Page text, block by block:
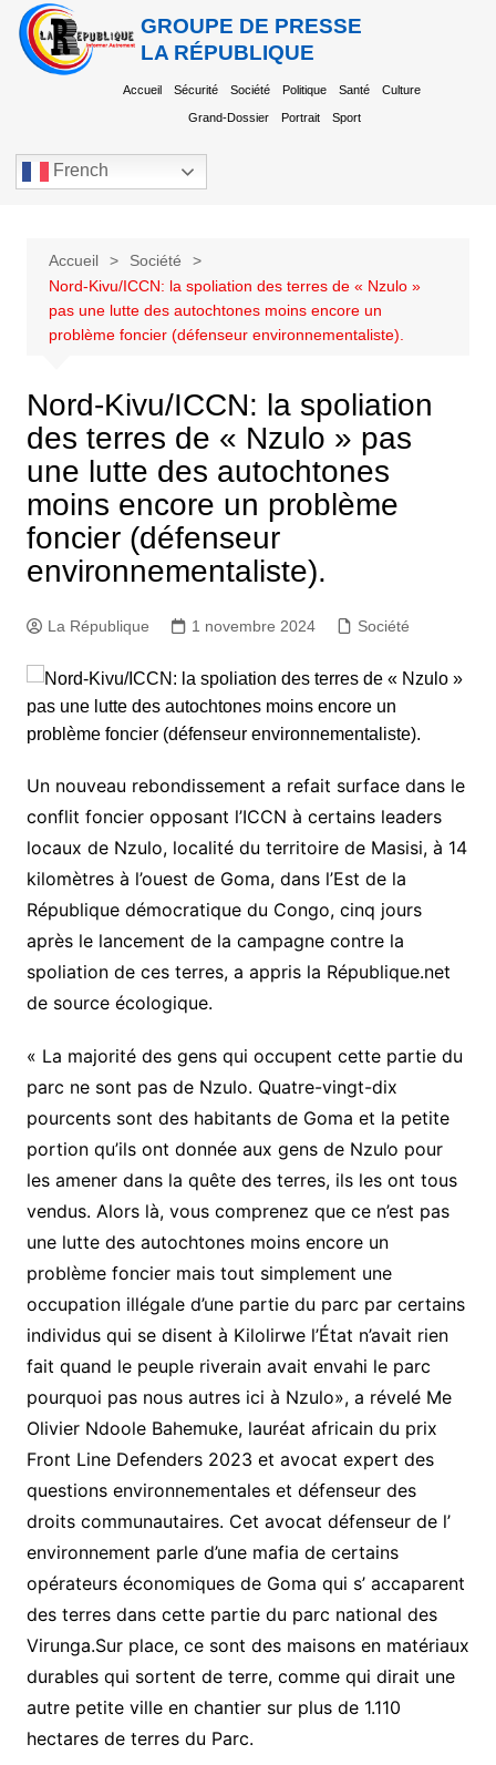
GROUPE DE PRESSE
LA RÉPUBLIQUE
Accueil Sécurité Société Politique Santé Culture
Grand-Dossier Portrait Sport
French
Accueil
Société
Nord-Kivu/ICCN: la spoliation des terres de « Nzulo »
pas une lutte des autochtones moins encore un
problème foncier (défenseur environnementaliste).
Nord-Kivu/ICCN: la spoliation
des terres de « Nzulo » pas
une lutte des autochtones
moins encore un problème
foncier (défenseur
environnementaliste).
La République 1 novembre 2024 Société
Un nouveau rebondissement a refait surface dans le
conflit foncier opposant l’ICCN à certains leaders
locaux de Nzulo, localité du territoire de Masisi, à 14
kilomètres à l’ouest de Goma, dans l’Est de la
République démocratique du Congo, cinq jours
après le lancement de la campagne contre la
spoliation de ces terres, a appris la République.net
de source écologique.
« La majorité des gens qui occupent cette partie du
parc ne sont pas de Nzulo. Quatre-vingt-dix
pourcents sont des habitants de Goma et la petite
portion qu’ils ont donnée aux gens de Nzulo pour
les amener dans la quête des terres, ils les ont tous
vendus. Alors là, vous comprenez que ce n’est pas
une lutte des autochtones moins encore un
problème foncier mais tout simplement une
occupation illégale d’une partie du parc par certains
individus qui se disent à Kilolirwe l’État n’avait rien
fait quand le peuple riverain avait envahi le parc
pourquoi pas nous autres ici à Nzulo», a révelé Me
Olivier Ndoole Bahemuke, lauréat africain du prix
Front Line Defenders 2023 et avocat expert des
questions environnementales et défenseur des
droits communautaires. Cet avocat défenseur de l’
environnement parle d’une mafia de certains
opérateurs économiques de Goma qui s’ accaparent
des terres dans cette partie du parc national des
Virunga.Sur place, ce sont des maisons en matériaux
durables qui sortent de terre, comme qui dirait une
autre petite ville en chantier sur plus de 1.110
hectares de terres du Parc.